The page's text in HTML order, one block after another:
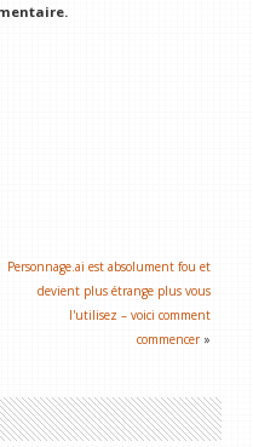
Personnage.ai est absolument fou et
devient plus étrange plus vous
l'utilisez – voici comment
commencer »